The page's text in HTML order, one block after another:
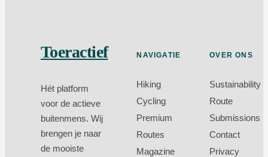
Toeractief
Hét platform
voor de actieve
buitenmens. Wij
brengen je naar
de mooiste
NAVIGATIE
Hiking
Cycling
Premium
Routes
Magazine
OVER ONS
Sustainability
Route
Submissions
Contact
Privacy